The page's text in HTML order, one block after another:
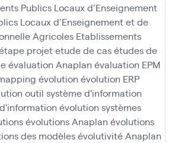
Publics Locaux d’Enseignement
Locaux d’Enseignement et de
Agricoles Etablissements
projetetude de casétudes de
évaluation Anaplan évaluation EPM
évolution évolution ERP
outil système d'information
évolution systèmes
évolutions Anaplan évolutions
des modèlesévolutivité Anaplan